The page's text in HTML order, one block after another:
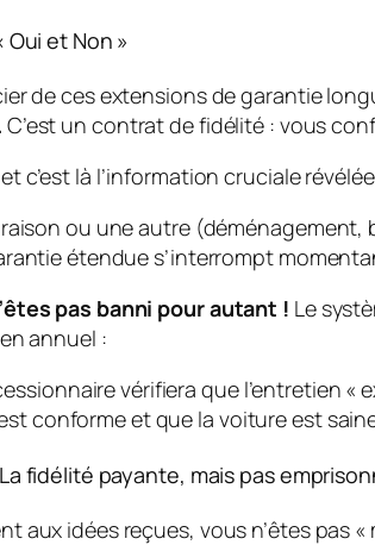
Oui et Non »
de ces extensions de garantie
C’est un contrat de fidélité : vous
c’est là l’information cruciale
ou une autre (déménagement,
étendue s’interrompt
pas banni pour autant ! Le
annuel :
vérifiera que l’entretien «
conforme et que la voiture est
fidélité payante, mais pas
aux idées reçues, vous n’êtes pas «